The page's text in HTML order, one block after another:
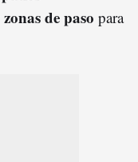
zonas de paso para